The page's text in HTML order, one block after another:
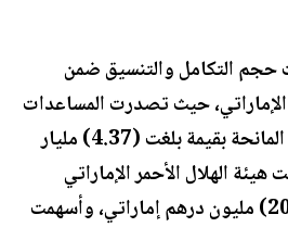
التكامل والتنسيق ضمن
حيث تصدرت المساعدات
الحكومية قائمة الجهات المانحة بقيمة بلغت (4.37) مليار
الهلال الأحمر الإماراتي
مساعدات بقيمة (200.70) مليون درهم إماراتي، وأسهمت